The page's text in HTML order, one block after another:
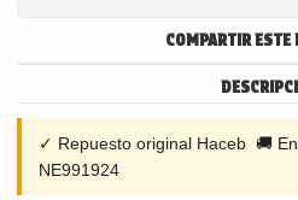
COMPARTIR ESTE
✓ Repuesto original Haceb 🚚
NE991924